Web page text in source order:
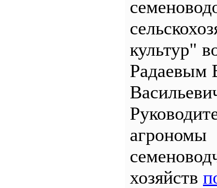
культур"
Радаевым
агрономы
хозяйств